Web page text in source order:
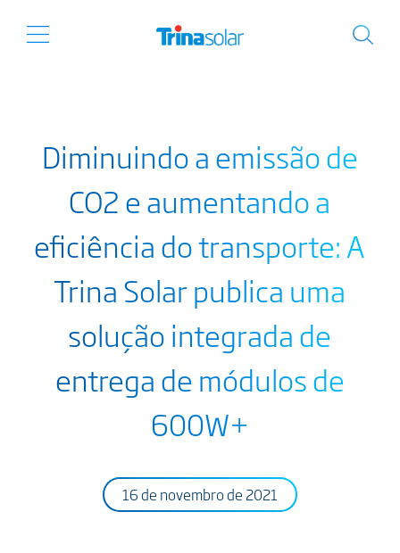
Diminuindo a emissão de
CO2 e aumentando a
eficiência do transporte: A
Trina Solar publica uma
solução integrada de
entrega de módulos de
600W+
16 de novembro de 2021